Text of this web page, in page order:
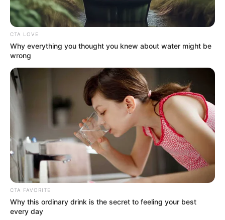
CTA LOVE
Why everything you thought you knew about water might be
wrong
CTA FAVORITE
Why this ordinary drink is the secret to feeling your best
every day